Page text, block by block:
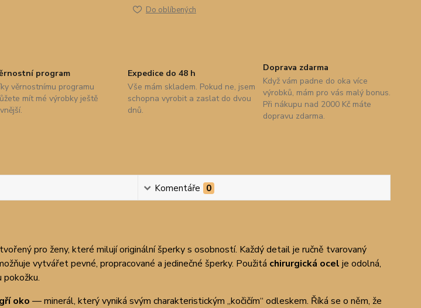
Do oblíbených
program
věrnostnímu programu
mít mé výrobky ještě
Expedice do 48 h
Vše mám skladem. Pokud ne, jsem
schopna vyrobit a zaslat do dvou
dnů.
Doprava zdarma
Když vám padne do oka více
výrobků, mám pro vás malý bonus.
Při nákupu nad 2000 Kč máte
dopravu zdarma.
Komentáře 0
pro ženy, které milují originální šperky s osobností. Každý detail je ručně tvarovaný
vytvářet pevné, propracované a jedinečné šperky. Použitá chirurgická ocel je odolná,
oko — minerál, který vyniká svým charakteristickým „kočičím“ odleskem. Říká se o něm, že